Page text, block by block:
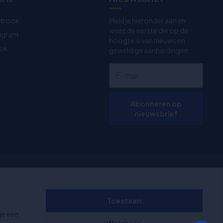
Meld je hieronder aan en
wees de eerste die op de
hoogte is van nieuws en
geweldige aanbiedingen
een